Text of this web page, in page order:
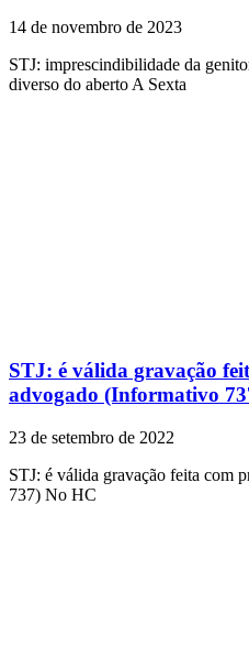
14 de novembro de 2023
STJ: imprescindibilidade da
diverso do aberto A Sexta
STJ: é válida gravação
advogado (Informativo
23 de setembro de 2022
STJ: é válida gravação feita com
737) No HC